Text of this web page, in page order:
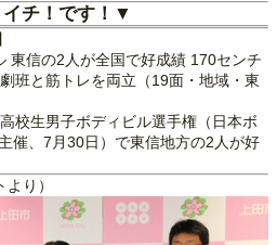
チ！です！▼
東信の2人が全国で好成績 170センチ
班と筋トレを両立（19面・地域・東
校生男子ボディビル選手権（日本ボ
催、7月30日）で東信地方の2人が好
り）